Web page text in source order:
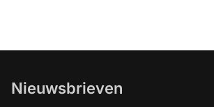
Nieuwsbrieven